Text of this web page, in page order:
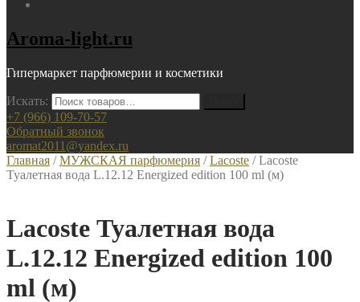
Aroma-light.ru
Гипермаркет парфюмерии и косметики
Искать:
+7 (966) 109-70-57
Обратный звонок
aromat2011@yandex.ru
Главная /МУЖСКАЯ парфюмерия /Lacoste / Lacoste
Туалетная вода L.12.12 Energized edition 100 ml (м)
Lacoste Туалетная вода
L.12.12 Energized edition 100
ml (м)